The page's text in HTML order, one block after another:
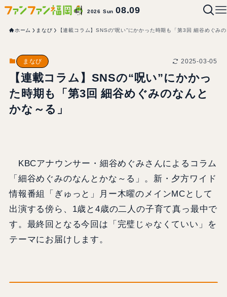
2026 Sun08.09
ホーム まなび 【連載コラム】SNSの“呪い”にかかった時期も「第3回 細谷めぐみ
まなび 2025-03-05
【連載コラム】SNSの“呪い”にかかっ
た時期も「第3回 細谷めぐみのなんと
かな～る」
KBCアナウンサー・細谷めぐみさんによるコラム
「細谷めぐみのなんとかな～る」。新・夕方ワイド
情報番組「ぎゅっと」月ー木曜のメインMCとして
出演する傍ら、1歳と4歳の二人の子育て真っ最中で
す。最終回となる今回は「完璧じゃなくていい」を
テーマにお届けします。